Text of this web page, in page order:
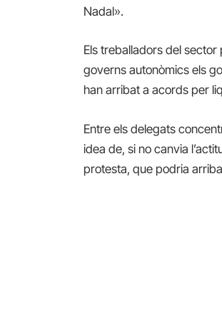
Nadal».
Els treballadors del
governs autonòmics els
han arribat a acords per
Entre els delegats
idea de, si no canvia
protesta, que podria